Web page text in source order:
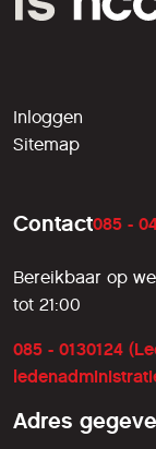
Inloggen
Sitemap
Contact085 -
Bereikbaar op
tot 21:00
085 - 0130124
Adres